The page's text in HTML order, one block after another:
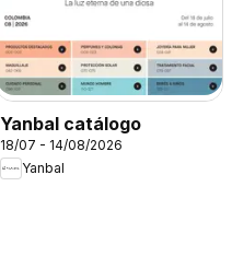
Yanbal catálogo
18/07 - 14/08/2026
Yanbal